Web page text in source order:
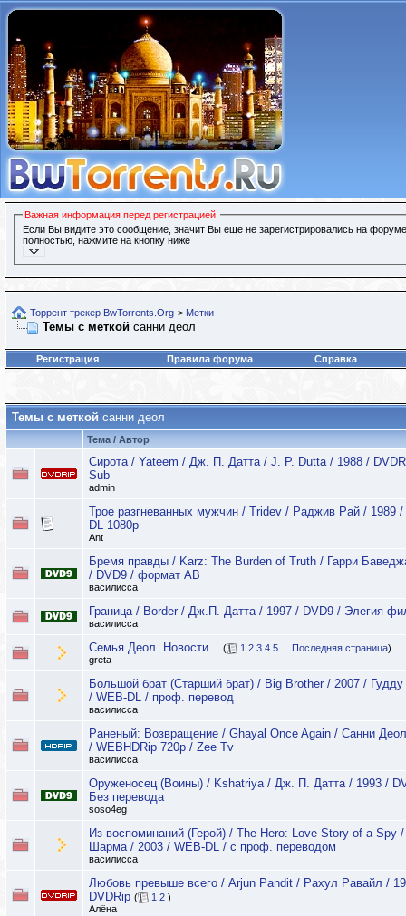
Важная информация перед регистрацией!
Если Вы видите это сообщение, значит Вы еще не зарегистрировались на
полностью, нажмите на кнопку ниже
Торрент трекер BwTorrents.Org > Метки
Темы с меткой санни деол
Регистрация Правила форума Справка
Темы с меткой санни деол
Тема / Автор
Сирота / Yateem / Дж. П. Датта / J. P. Dutta / 1988 /
Sub
admin
Трое разгневанных мужчин / Tridev / Раджив Рай / 1989 /
DL 1080p
Ant
Бремя правды / Karz: The Burden of Truth / Гарри
/ DVD9 / формат АВ
василисса
Граница / Border / Дж.П. Датта / 1997 / DVD9 / Элегия
василисса
Семья Деол. Новости... ( 1 2 3 4 5 Последняя страница)
greta
Большой брат (Старший брат) / Big Brother / 2007 /
/ WEB-DL / проф. перевод
василисса
Раненый: Возвращение / Ghayal Once Again / Санни
/ WEBHDRip 720p / Zee Tv
василисса
Оруженосец (Воины) / Kshatriya / Дж. П. Датта / 1993 /
Без перевода
soso4eg
Из воспоминаний (Герой) / The Hero: Love Story of a Spy
Шарма / 2003 / WEB-DL / с проф. переводом
василисса
Любовь превыше всего / Arjun Pandit / Рахул Равайл /
DVDRip ( 1 2 )
Алёна